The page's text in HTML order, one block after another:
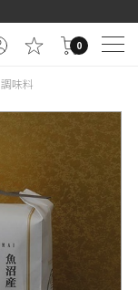
0
調味料